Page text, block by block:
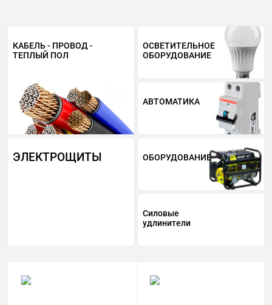
КАБЕЛЬ - ПРОВОД -
ТЕПЛЫЙ ПОЛ
ОСВЕТИТЕЛЬНОЕ
ОБОРУДОВАНИЕ
АВТОМАТИКА
ЭЛЕКТРОЩИТЫ ОБОРУДОВАНИЕ
Силовые
удлинители